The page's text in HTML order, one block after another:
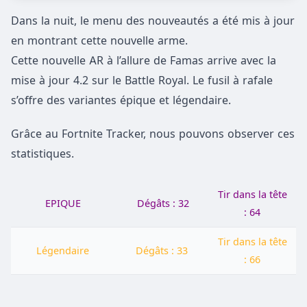
Dans la nuit, le menu des nouveautés a été mis à jour
en montrant cette nouvelle arme.
Cette nouvelle AR à l’allure de Famas arrive avec la
mise à jour 4.2 sur le Battle Royal. Le fusil à rafale
s’offre des variantes épique et légendaire.
Grâce au Fortnite Tracker, nous pouvons observer ces
statistiques.
EPIQUE Dégâts : 32
Tir dans la tête
: 64
Légendaire Dégâts : 33
Tir dans la tête
: 66